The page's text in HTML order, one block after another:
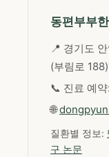
동편부부
📍 경기도
(부림로 188)
📞 진료 예약:
🌐
질환별 정보:
구 논문